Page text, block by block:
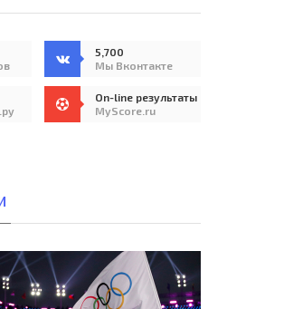
5,700
Мы Вконтакте
On-line результаты
MyScore.ru